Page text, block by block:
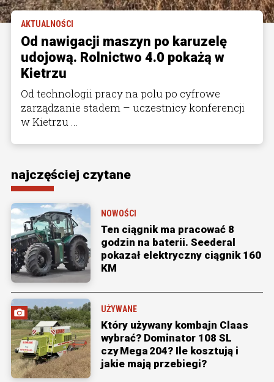
AKTUALNOŚCI
Od nawigacji maszyn po karuzelę
udojową. Rolnictwo 4.0 pokażą w
Kietrzu
Od technologii pracy na polu po cyfrowe
zarządzanie stadem – uczestnicy konferencji
w Kietrzu ...
najczęściej czytane
NOWOŚCI
Ten ciągnik ma pracować 8
godzin na baterii. Seederal
pokazał elektryczny ciągnik 160
KM
UŻYWANE
Który używany kombajn Claas
wybrać? Dominator 108 SL
czy Mega 204? Ile kosztują i
jakie mają przebiegi?